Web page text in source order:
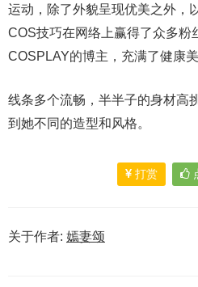
运动，除了外貌呈现优美之外，
COS技巧在网络上赢得了众多粉
COSPLAY的博主，充满了健康美
线条多个流畅，半半子的身材高
到她不同的造型和风格。
打赏
关于作者: 嫣妻颂